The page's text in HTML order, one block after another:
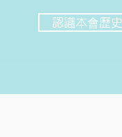
認識本會歷史